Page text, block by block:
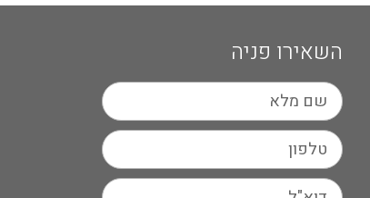
השאירו פניה